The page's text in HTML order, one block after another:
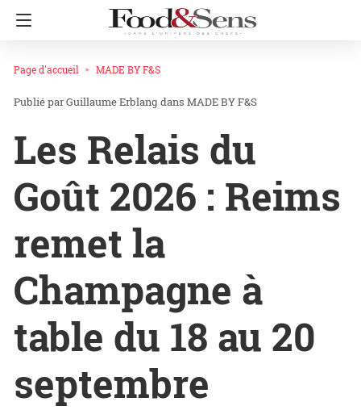
Page d'accueil MADE BY F&S
Guillaume Erblang dans MADE BY F&S
Les Relais du
Goût 2026 : Reims
remet la
Champagne à
table du 18 au 20
septembre